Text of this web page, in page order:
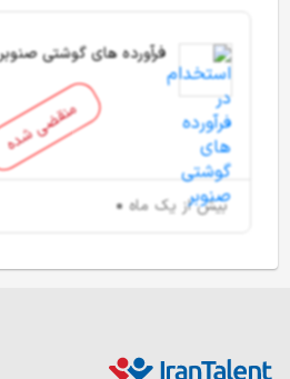
منقضی شده
فرآورده های گوشتی صنوبر
بیش از یک ماه